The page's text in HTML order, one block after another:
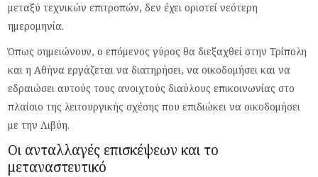
μεταξύ τεχνικών επιτροπών, δεν έχει οριστεί νεότερη
ημερομηνία.
Όπως σημειώνουν, ο επόμενος γύρος θα διεξαχθεί στην Τρίπολη
και η Αθήνα εργάζεται να διατηρήσει, να οικοδομήσει και να
εδραιώσει αυτούς τους ανοιχτούς διαύλους επικοινωνίας στο
πλαίσιο της λειτουργικής σχέσης που επιδιώκει να οικοδομήσει
με την Λιβύη.
Οι ανταλλαγές επισκέψεων και το
μεταναστευτικό